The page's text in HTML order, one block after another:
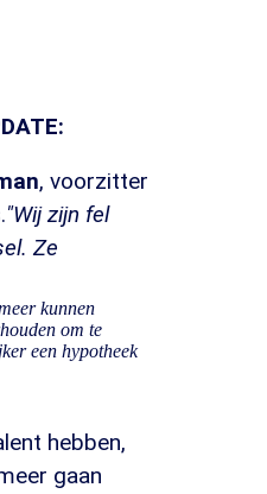
, voorzitter
"Wij zijn fel
Ze
kunnen
om te
een hypotheek
hebben,
gaan